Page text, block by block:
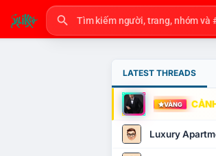
LATEST THREADS
VÀNG
Luxury